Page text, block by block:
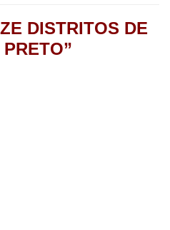
DISTRITOS DE